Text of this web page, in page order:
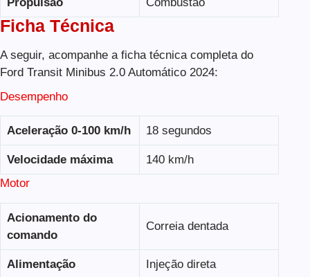
Ficha Técnica
A seguir, acompanhe a ficha técnica completa do
Ford Transit Minibus 2.0 Automático 2024:
Desempenho
Aceleração 0-100 km/h 18 segundos
Velocidade máxima
140 km/h
Motor
Acionamento do
comando
Correia dentada
Alimentação Injeção direta